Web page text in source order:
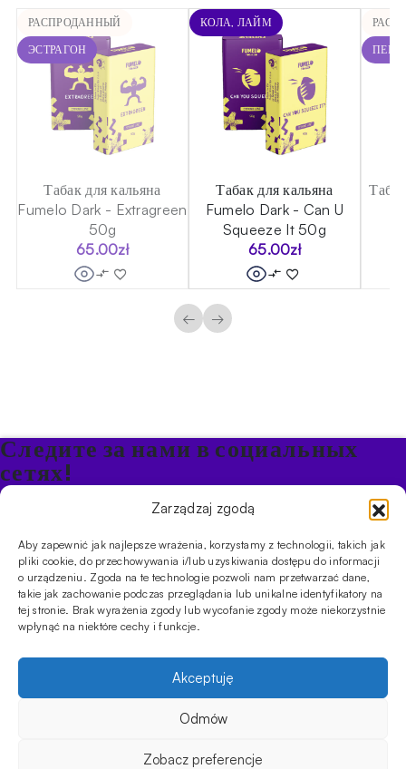
Zarządzaj zgodą
Aby zapewnić jak najlepsze wrażenia, korzystamy z technologii, takich jak
pliki cookie, do przechowywania i/lub uzyskiwania dostępu do informacji
o urządzeniu. Zgoda na te technologie pozwoli nam przetwarzać dane,
takie jak zachowanie podczas przeglądania lub unikalne identyfikatory na
tej stronie. Brak wyrażenia zgody lub wycofanie zgody może niekorzystnie
wpłynąć na niektóre cechy i funkcje.
Akceptuję
Odmów
Zobacz preferencje
РАСПРОДАННЫЙ
ЭСТРАГОН
Табак для кальяна
Fumelo Dark - Extragreen
50g
65.00zł
КОЛА, ЛАЙМ
Табак для кальяна
Fumelo Dark - Can U
Squeeze It 50g
65.00zł
← →
Следите за нами в социальных
сетях!
Будьте в курсе акций и новостей в Кальяне
ПРОДУКТЫ
КальяныЧашиУгли и розжигПродукты безникотиновые
ИНФОРМАЦИЯ
АКЦИИFAQФирмыПравила работы магазина
УСЛУГИ
Оптовое предложение Магазин Обучения
CYBUCH - SHISHA SKLEP
кальяна, и с помощью наших гидов вы сможете устроить